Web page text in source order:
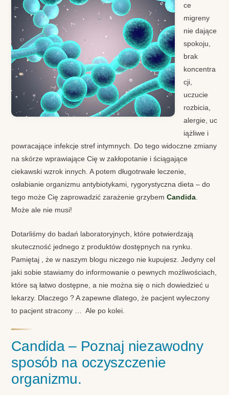
ce
migreny
nie dające
spokoju,
brak
koncentra
cji,
uczucie
rozbicia,
alergie, uc
iążliwe i
powracające infekcje stref intymnych. Do tego widoczne zmiany
na skórze wprawiające Cię w zakłopotanie i ściągające
ciekawski wzrok innych. A potem długotrwałe leczenie,
osłabianie organizmu antybiotykami, rygorystyczna dieta – do
tego może Cię zaprowadzić zarażenie grzybemCandida.
Może ale nie musi!
Dotarliśmy do badań laboratoryjnych, które potwierdzają
skuteczność jednego z produktów dostępnych na rynku.
Pamiętaj , że w naszym blogu niczego nie kupujesz. Jedyny cel
jaki sobie stawiamy do informowanie o pewnych możliwościach,
które są łatwo dostępne, a nie można się o nich dowiedzieć u
lekarzy. Dlaczego ? A zapewne dlatego, że pacjent wyleczony
to pacjent stracony … Ale po kolei.
Candida – Poznaj niezawodny
sposób na oczyszczenie
organizmu.